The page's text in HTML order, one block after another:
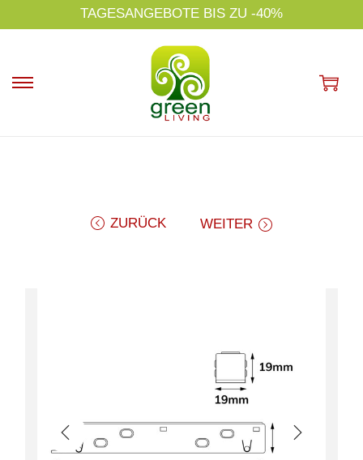
p
TAGESANGEBOTE BIS ZU -40%
ZURÜCK WEITER